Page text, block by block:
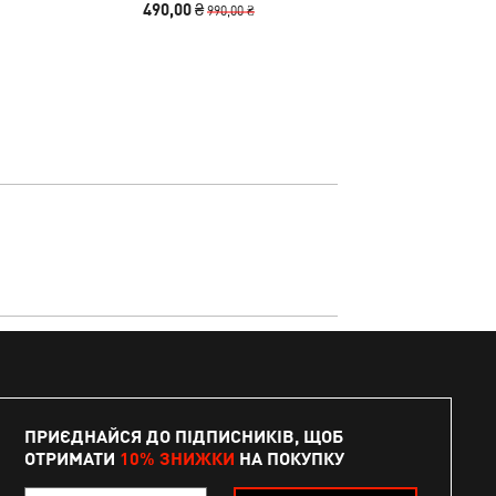
490,00 ₴990,00 ₴
ПРИЄДНАЙСЯ ДО ПІДПИСНИКІВ, ЩОБ
ОТРИМАТИ 10% ЗНИЖКИ НА ПОКУПКУ